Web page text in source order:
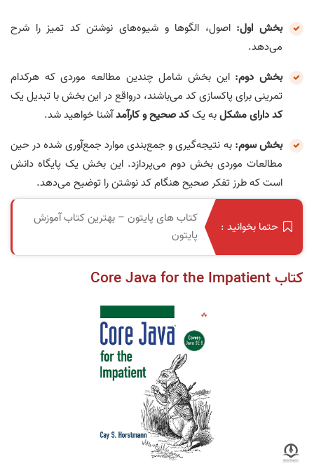
بخش اول: اصول، الگوها و شیوه‌های نوشتن کد تمیز را شرح
می‌دهد.
بخش دوم: این بخش شامل چندین مطالعه موردی که هرکدام
تمرینی برای پاکسازی کد می‌باشند، درواقع در این بخش با تبدیل یک
کد دارای مشکلبه یککد صحیح و کارآمدآشنا خواهید شد.
بخش سوم: به نتیجه‌گیری و جمع‌بندی موارد جمع‌آوری شده در حین
مطالعات موردی بخش دوم می‌پردازد. این بخش یک پایگاه دانش
است که طرز تفکر صحیح هنگام کد نوشتن را توضیح می‌دهد.
حتما بخوانید :
کتاب های پایتون – بهترین کتاب آموزش
پایتون
کتاب Core Java for the Impatient